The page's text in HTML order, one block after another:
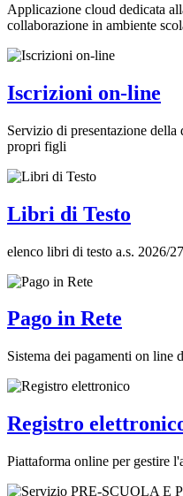
Applicazione cloud dedicata
collaborazione in ambiente
Iscrizioni on-line
Servizio di presentazione
propri figli
Libri di Testo
elenco libri di testo a.s. 2026/27
Pago in Rete
Sistema dei pagamenti on line
Registro
Piattaforma online per gestire